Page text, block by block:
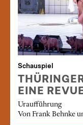
Schauspiel
EINE
Uraufführung
Von Frank Behnke